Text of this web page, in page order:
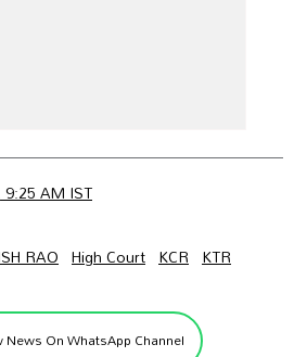
AM IST
RAO High Court KCR KTR
News On WhatsApp Channel